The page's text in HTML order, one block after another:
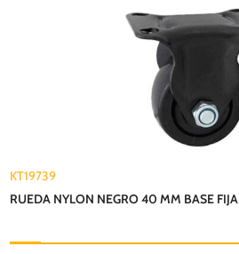
KT19739
RUEDA NYLON NEGRO 40 MM BASE FIJA